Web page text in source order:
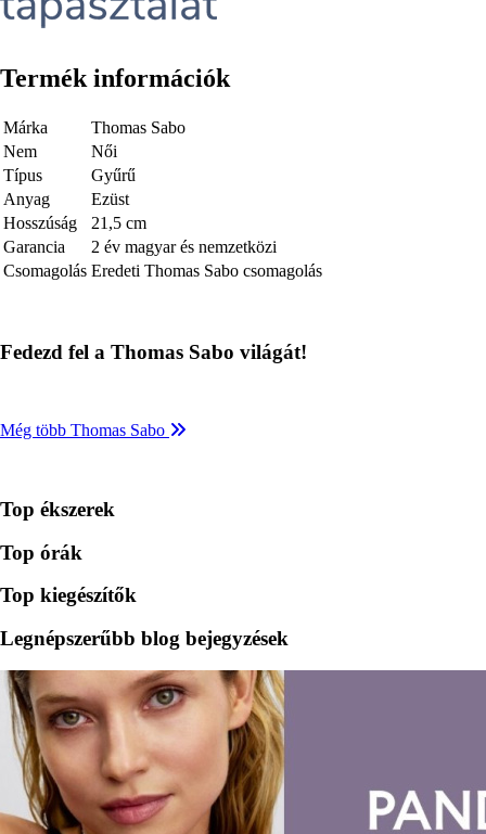
Termék információk
Márka
Thomas Sabo
Nem
Női
Típus
Gyűrű
Anyag
Ezüst
Hosszúság
21,5 cm
Garancia
2 év magyar és nemzetközi
Csomagolás Eredeti Thomas Sabo csomagolás
Fedezd fel a Thomas Sabo világát!
Még több Thomas Sabo
Top ékszerek
Top órák
Top kiegészítők
Legnépszerűbb blog bejegyzések